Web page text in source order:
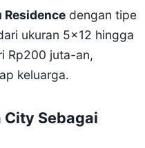
Residence dengan tipe
ukuran 5×12 hingga
Rp200 juta-an,
keluarga.
City Sebagai